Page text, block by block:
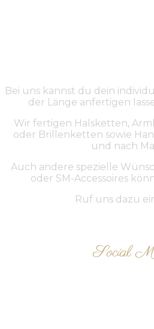
Bei uns kannst du dein
der Länge anfertigen
Wir fertigen Halsketten,
oder Brillenketten sowie
und nach
Auch andere spezielle
oder SM-Accessoires
Ruf uns dazu
Social